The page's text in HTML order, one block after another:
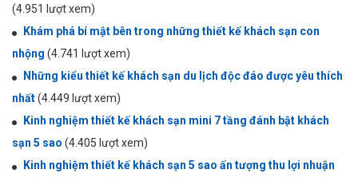
(4.951 lượt xem)
Khám phá bí mật bên trong những thiết kế khách sạn con
nhộng (4.741 lượt xem)
Những kiểu thiết kế khách sạn du lịch độc đáo được yêu thích
nhất(4.449 lượt xem)
Kinh nghiệm thiết kế khách sạn mini 7 tầng đánh bật khách
sạn 5 sao (4.405 lượt xem)
Kinh nghiệm thiết kế khách sạn 5 sao ấn tượng thu lợi nhuận